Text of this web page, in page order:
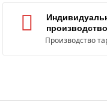
производство
Производство